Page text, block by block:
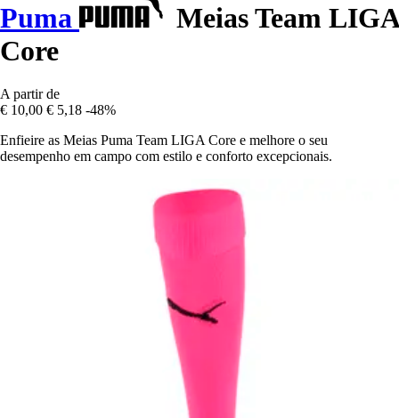
Puma
Meias Team LIGA
Core
A partir de
€ 10,00 € 5,18 -48%
Enfieire as Meias Puma Team LIGA Core e melhore o seu
desempenho em campo com estilo e conforto excepcionais.